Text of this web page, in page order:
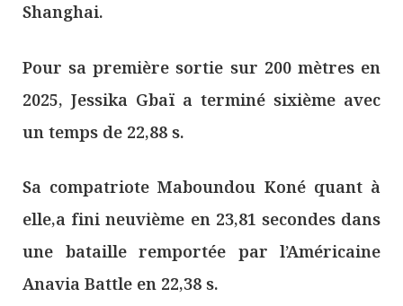
Shanghai.
Pour sa première sortie sur 200 mètres en
2025, Jessika Gbaï a terminé sixième avec
un temps de 22,88 s.
Sa compatriote Maboundou Koné quant à
elle,a fini neuvième en 23,81 secondes dans
une bataille remportée par l’Américaine
Anavia Battle en 22,38 s.